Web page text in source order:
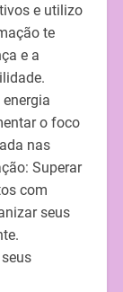
e utilizo
te
e a
o foco
nas
Superar
com
seus